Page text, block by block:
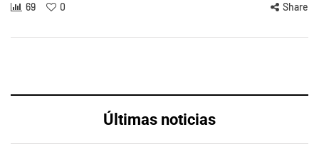
69 0 Share
Últimas noticias